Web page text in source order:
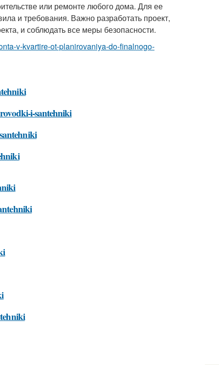
или ремонте любого дома. Для ее
и требования. Важно разработать проект,
и соблюдать все меры безопасности.
v-kvartire-ot-planirovaniya-do-finalnogo-
i-santehniki